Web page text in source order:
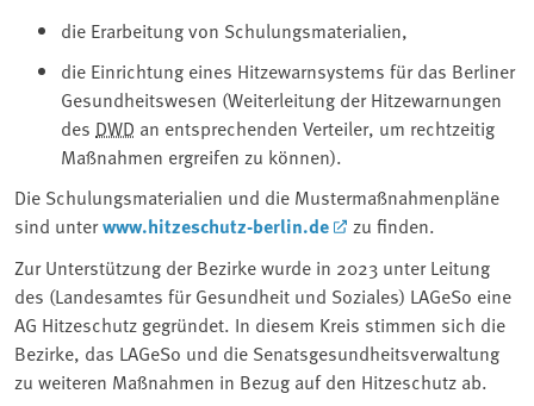
die Erarbeitung von Schulungsmaterialien,
die Einrichtung eines Hitzewarnsystems für das Berliner
Gesundheitswesen (Weiterleitung der Hitzewarnungen
des DWD an entsprechenden Verteiler, um rechtzeitig
Maßnahmen ergreifen zu können).
Die Schulungsmaterialien und die Mustermaßnahmenpläne
sind unterwww.hitzeschutz-berlin.de
zu finden.
Zur Unterstützung der Bezirke wurde in 2023 unter Leitung
des (Landesamtes für Gesundheit und Soziales) LAGeSo eine
AG Hitzeschutz gegründet. In diesem Kreis stimmen sich die
Bezirke, das LAGeSo und die Senatsgesundheitsverwaltung
zu weiteren Maßnahmen in Bezug auf den Hitzeschutz ab.